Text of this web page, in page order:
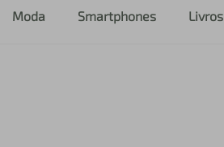
Moda Smartphones Livros